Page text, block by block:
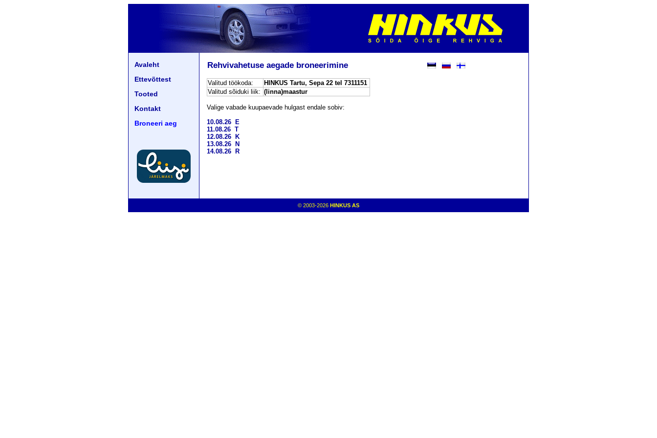
Avaleht
Ettevõttest
Tooted
Kontakt
Broneeri aeg
Rehvivahetuse aegade broneerimine
Valitud töökoda:
HINKUS Tartu, Sepa 22 tel 7311151
Valitud sõiduki liik: (linna)maastur
Valige vabade kuupaevade hulgast endale sobiv:
10.08.26 E
11.08.26 T
12.08.26 K
13.08.26 N
14.08.26 R
© 2003-2026 HINKUS AS